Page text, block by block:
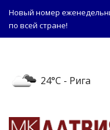
Новый номер
по всей стране!
24°C - Рига